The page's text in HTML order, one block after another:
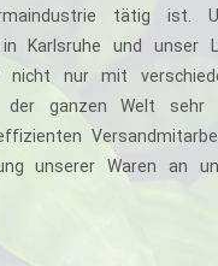
tätig ist.
Karlsruhe und unser
nur mit
der ganzen Welt sehr
unserer Waren an